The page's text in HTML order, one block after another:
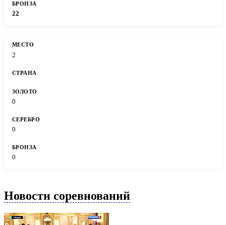
22
2
0
0
0
Новости соревнований